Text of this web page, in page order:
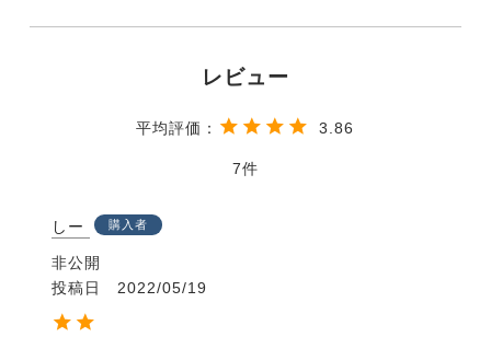
3.86
7
しー 購入者
非公開
投稿日
2022/05/19